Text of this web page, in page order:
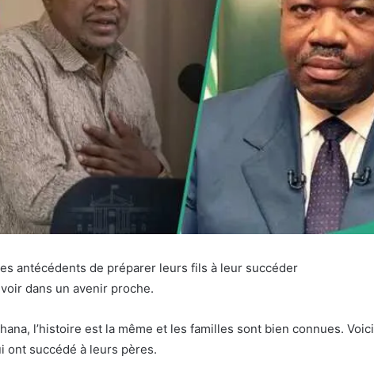
antécédents de préparer leurs fils à leur succéder
dans un avenir proche.
l’histoire est la même et les familles sont bien connues. Voici
ont succédé à leurs pères.